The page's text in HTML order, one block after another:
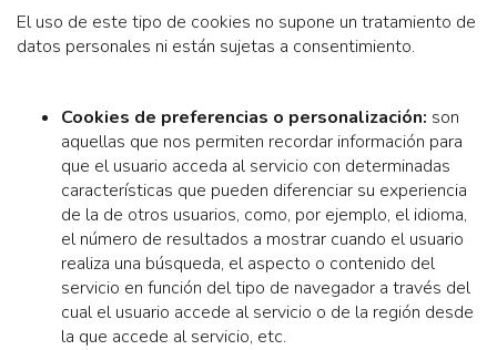
El uso de este tipo de cookies no supone un tratamiento de
datos personales ni están sujetas a consentimiento.
Cookies de preferencias o personalización: son
aquellas que nos permiten recordar información para
que el usuario acceda al servicio con determinadas
características que pueden diferenciar su experiencia
de la de otros usuarios, como, por ejemplo, el idioma,
el número de resultados a mostrar cuando el usuario
realiza una búsqueda, el aspecto o contenido del
servicio en función del tipo de navegador a través del
cual el usuario accede al servicio o de la región desde
la que accede al servicio, etc.